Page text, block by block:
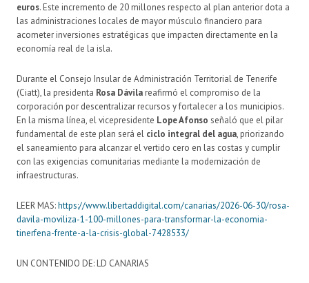
euros. Este incremento de 20 millones respecto al plan anterior dota a
las administraciones locales de mayor músculo financiero para
acometer inversiones estratégicas que impacten directamente en la
economía real de la isla.
Durante el Consejo Insular de Administración Territorial de Tenerife
(Ciatt), la presidenta Rosa Dávila reafirmó el compromiso de la
corporación por descentralizar recursos y fortalecer a los municipios.
En la misma línea, el vicepresidente Lope Afonso señaló que el pilar
fundamental de este plan será el ciclo integral del agua, priorizando
el saneamiento para alcanzar el vertido cero en las costas y cumplir
con las exigencias comunitarias mediante la modernización de
infraestructuras.
LEER MAS:https://www.libertaddigital.com/canarias/2026-06-30/rosa-
davila-moviliza-1-100-millones-para-transformar-la-economia-
tinerfena-frente-a-la-crisis-global-7428533/
UN CONTENIDO DE: LD CANARIAS